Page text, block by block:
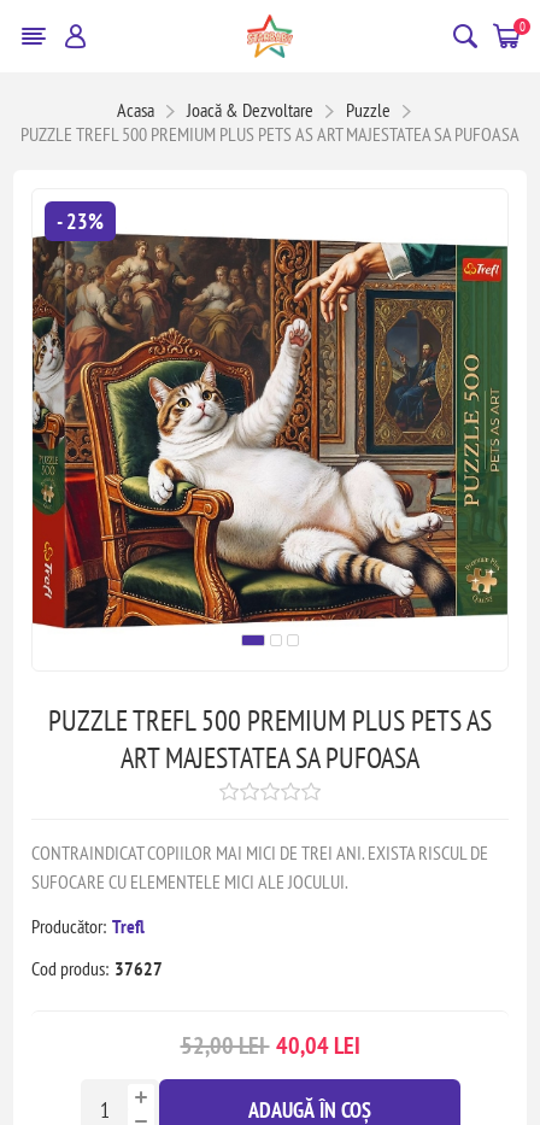
0
Acasa Joacă & Dezvoltare
Puzzle
PUZZLE TREFL 500 PREMIUM PLUS PETS AS ART MAJESTATEA SA PUFOASA
- 23%
PUZZLE TREFL 500 PREMIUM PLUS PETS AS
ART MAJESTATEA SA PUFOASA
CONTRAINDICAT COPIILOR MAI MICI DE TREI ANI. EXISTA RISCUL DE
SUFOCARE CU ELEMENTELE MICI ALE JOCULUI.
Producător: Trefl
Cod produs: 37627
52,00 LEI 40,04 LEI
ADAUGĂ ÎN COȘ